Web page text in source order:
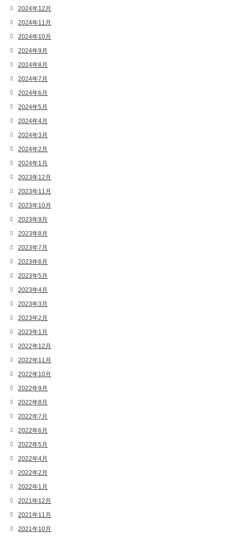
2024年12月
2024年11月
2024年10月
2024年9月
2024年8月
2024年7月
2024年6月
2024年5月
2024年4月
2024年3月
2024年2月
2024年1月
2023年12月
2023年11月
2023年10月
2023年9月
2023年8月
2023年7月
2023年6月
2023年5月
2023年4月
2023年3月
2023年2月
2023年1月
2022年12月
2022年11月
2022年10月
2022年9月
2022年8月
2022年7月
2022年6月
2022年5月
2022年4月
2022年2月
2022年1月
2021年12月
2021年11月
2021年10月